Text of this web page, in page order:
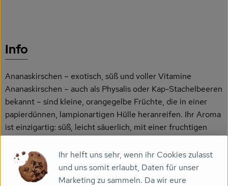
Wissen
Über uns
Info
Ananaskirschen – exotisch, süß und voller Vitamine
Ananaskirschen – auch als Physalis oder Kap-Stachelbeeren
bekannt – sind kleine, orangegelbe Früchte, die in einer
papierdünnen, lampionartigen Hülle heranreifen. Ihr Aroma
ist einzigartig: süß, leicht säuerlich, mit einer fruchtigen
und das saftige, gelbe Fruchtfleisch machen sie zu einem
besonderen Genuss – pur oder in vielen kreativen
Rezepten.
Ihr helft uns sehr, wenn ihr Cookies zulasst
und uns somit erlaubt, Daten für unser
Marketing zu sammeln. Da wir eure